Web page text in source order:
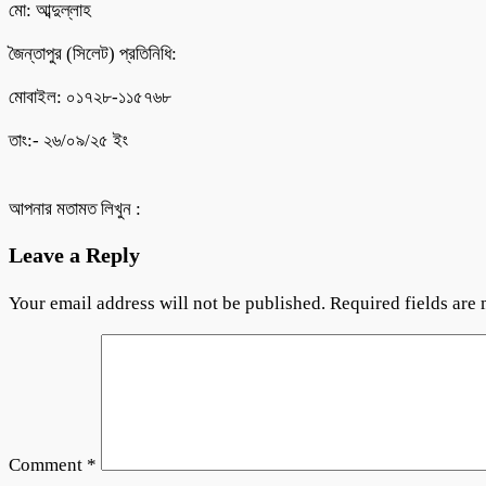
মো: আব্দুল্লাহ
জৈন্তাপুর (সিলেট) প্রতিনিধি:
মোবাইল: ০১৭২৮-১১৫৭৬৮
তাং:- ২৬/০৯/২৫ ইং
আপনার মতামত লিখুন :
Leave a Reply
Your email address will not be published. Required fields are
Comment *